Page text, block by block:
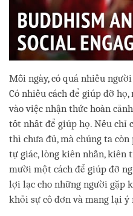
Mỗi ngày, có quá nhiều
Có nhiều cách để giúp đỡ
vào việc nhận thức hoàn
tốt nhất để giúp họ. Nếu chỉ
thì chưa đủ, mà chúng ta
tự giác, lòng kiên nhẫn, kiên
mười một cách để giúp đỡ
lợi lạc cho những người gặp
khỏi sự cô đơn và mang lại